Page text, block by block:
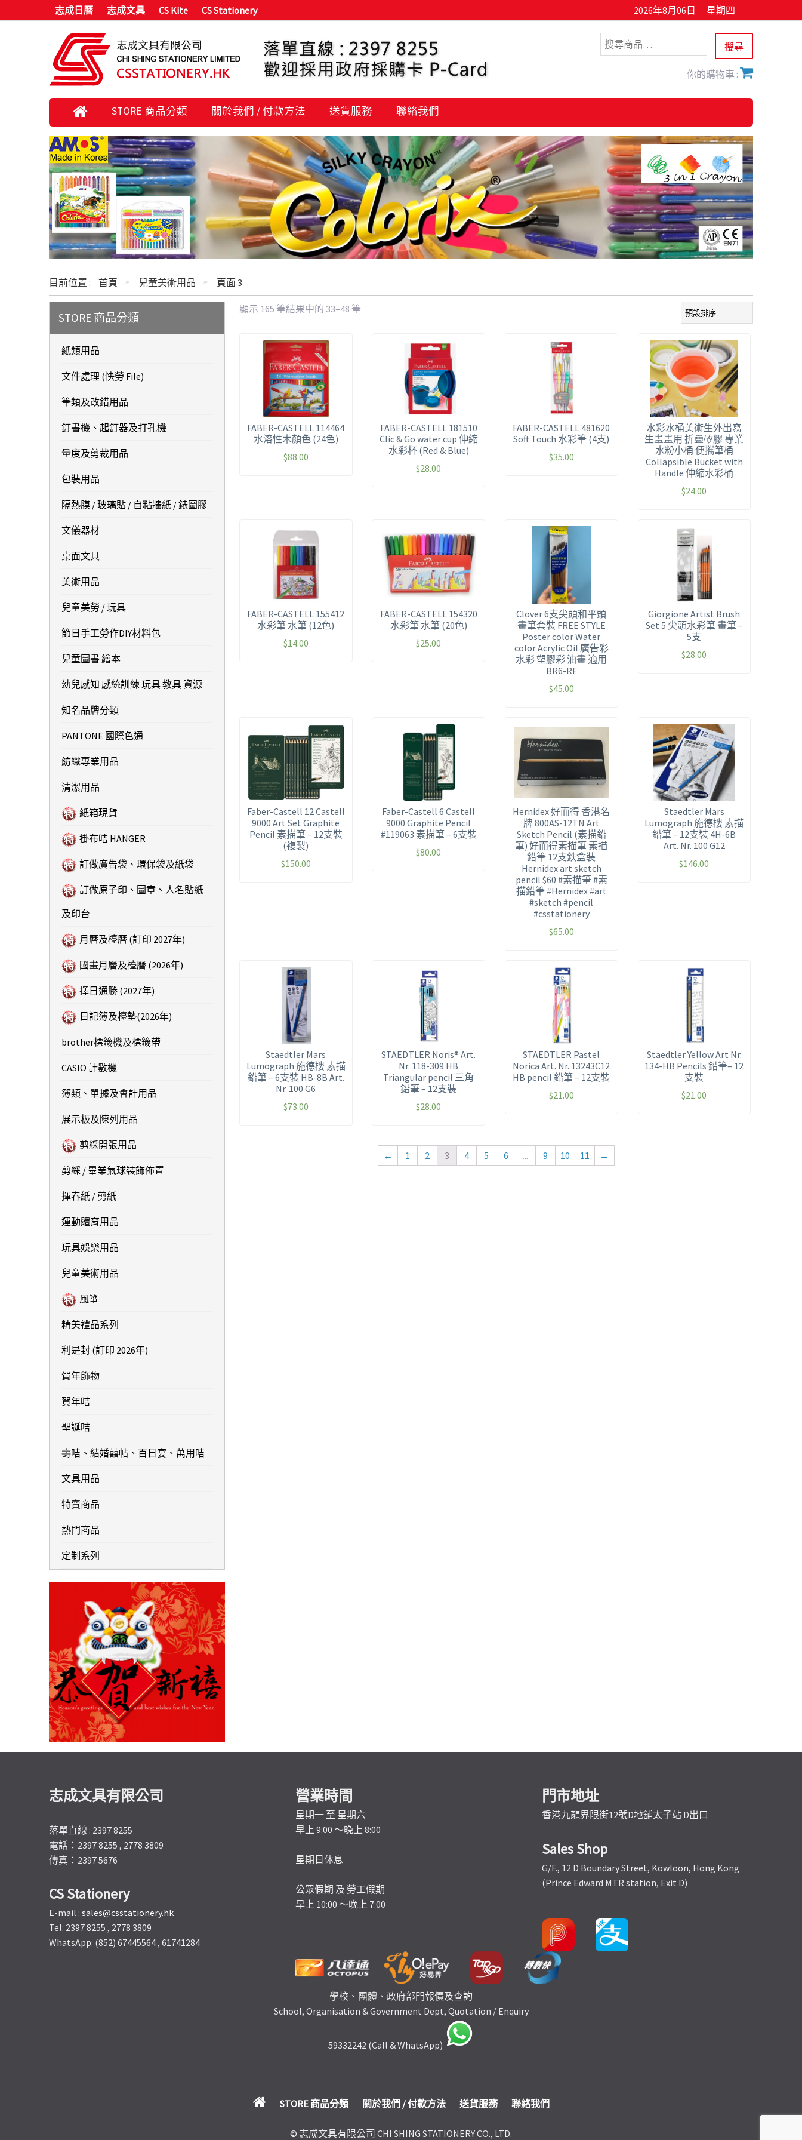
志成日曆 志成文具 CS Kite CS Stationery 2026年8月06日 星期四
你的購物車 :
STORE 商品分類 關於我們 / 付款方法 送貨服務 聯絡我們
目前位置 : 首頁 兒童美術用品 頁面 3
顯示 165 筆結果中的 33–48 筆
FABER-CASTELL 114464
水溶性木顏色 (24色)
$88.00
FABER-CASTELL 181510
Clic & Go water cup 伸縮
水彩杯 (Red & Blue)
$28.00
FABER-CASTELL 481620
Soft Touch 水彩筆 (4支)
$35.00
水彩水桶美術生外出寫
生畫畫用 折疊矽膠 專業
水粉小桶 便攜筆桶
Collapsible Bucket with
Handle 伸縮水彩桶
$24.00
FABER-CASTELL 155412
水彩筆 水筆 (12色)
$14.00
FABER-CASTELL 154320
水彩筆 水筆 (20色)
$25.00
Clover 6支尖頭和平頭
畫筆套裝 FREE STYLE
Poster color Water
color Acrylic Oil 廣告彩
水彩 塑膠彩 油畫 適用
BR6-RF
$45.00
Giorgione Artist Brush
Set 5 尖頭水彩筆 畫筆 –
5支
$28.00
Faber-Castell 12 Castell
9000 Art Set Graphite
Pencil 素描筆 – 12支裝
(複製)
$150.00
Faber-Castell 6 Castell
9000 Graphite Pencil
#119063 素描筆 – 6支裝
$80.00
Hernidex 好而得 香港名
牌 800AS-12TN Art
Sketch Pencil (素描鉛
筆) 好而得素描筆 素描
鉛筆 12支鉄盒裝
Hernidex art sketch
pencil $60 #素描筆 #素
描鉛筆 #Hernidex #art
#sketch #pencil
#csstationery
$65.00
Staedtler Mars
Lumograph 施德樓 素描
鉛筆 – 12支裝 4H-6B
Art. Nr. 100 G12
$146.00
Staedtler Mars
Lumograph 施德樓 素描
鉛筆 – 6支裝 HB-8B Art.
Nr. 100 G6
$73.00
STAEDTLER Noris® Art.
Nr. 118-309 HB
Triangular pencil 三角
鉛筆 – 12支裝
$28.00
STAEDTLER Pastel
Norica Art. Nr. 13243C12
HB pencil 鉛筆 – 12支裝
$21.00
Staedtler Yellow Art Nr.
134-HB Pencils 鉛筆– 12
支裝
$21.00
← 1 2 3 4 5 6 ... 9 10 11 →
STORE 商品分類
紙類用品
文件處理 (快勞 File)
筆類及改錯用品
釘書機、起釘器及打孔機
量度及剪裁用品
包裝用品
隔熱膜 / 玻璃貼 / 自粘牆紙 / 錶圖膠
文儀器材
桌面文具
美術用品
兒童美勞 / 玩具
節日手工勞作DIY材料包
兒童圖書 繪本
幼兒感知 感統訓練 玩具 教具 資源
知名品牌分類
PANTONE 國際色通
紡織專業用品
清潔用品
紙箱現貨
掛布咭 HANGER
訂做廣告袋、環保袋及紙袋
訂做原子印、圖章、人名貼紙
及印台
月曆及檯曆 (訂印 2027年)
國畫月曆及檯曆 (2026年)
擇日通勝 (2027年)
日記簿及檯墊(2026年)
brother標籤機及標籤帶
CASIO 計數機
簿類、單據及會計用品
展示板及陳列用品
剪綵開張用品
剪綵 / 畢業氣球裝飾佈置
揮春紙 / 剪紙
運動體育用品
玩具娛樂用品
兒童美術用品
風箏
精美禮品系列
利是封 (訂印 2026年)
賀年飾物
賀年咭
聖誕咭
壽咭、結婚囍帖、百日宴、萬用咭
文具用品
特賣商品
熱門商品
定制系列
志成文具有限公司
落單直線 : 2397 8255
電話：2397 8255 , 2778 3809
傳真：2397 5676
CS Stationery
E-mail : sales@csstationery.hk
Tel: 2397 8255 , 2778 3809
WhatsApp: (852) 67445564 , 61741284
營業時間
星期一 至 星期六
早上 9:00 ～晚上 8:00
星期日休息
公眾假期 及 勞工假期
早上 10:00 ～晚上 7:00
門市地址
香港九龍界限街12號D地舖太子站 D出口
Sales Shop
G/F., 12 D Boundary Street, Kowloon, Hong Kong
(Prince Edward MTR station, Exit D)
學校、團體、政府部門報價及查詢
School, Organisation & Government Dept, Quotation / Enquiry
59332242 (Call & WhatsApp)
STORE 商品分類 關於我們 / 付款方法 送貨服務 聯絡我們
© 志成文具有限公司 CHI SHING STATIONERY CO., LTD.